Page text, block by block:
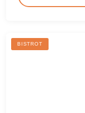
BISTROT